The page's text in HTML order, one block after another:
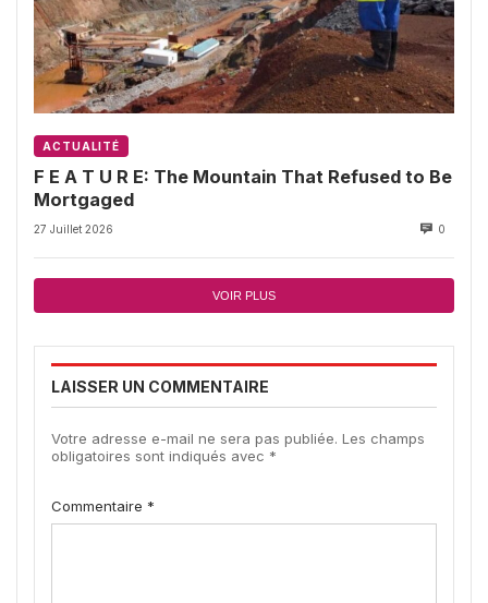
ACTUALITÉ
F E A T U R E: The Mountain That Refused to Be
Mortgaged
27 Juillet 2026 0
VOIR PLUS
LAISSER UN COMMENTAIRE
Votre adresse e-mail ne sera pas publiée. Les champs
obligatoires sont indiqués avec *
Commentaire *